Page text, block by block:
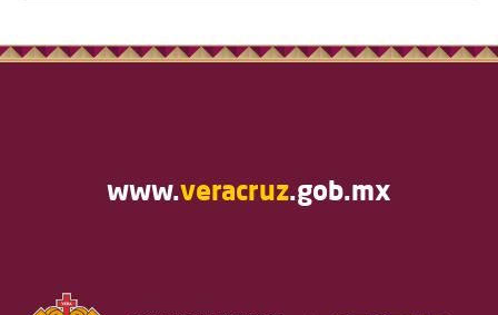
www.veracruz.gob.mx